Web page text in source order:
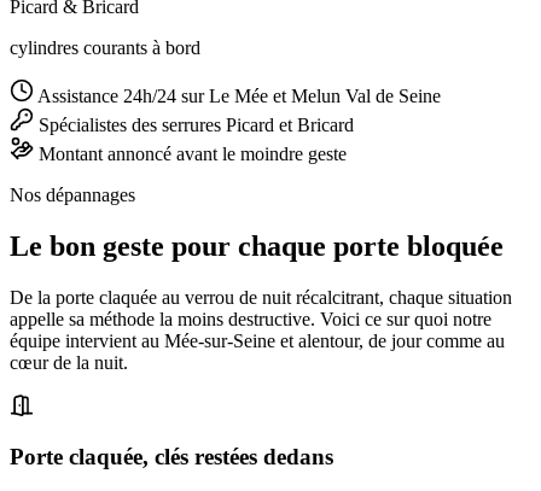
Picard & Bricard
cylindres courants à bord
Assistance 24h/24 sur Le Mée et Melun Val de Seine
Spécialistes des serrures Picard et Bricard
Montant annoncé avant le moindre geste
Nos dépannages
Le bon geste pour chaque porte bloquée
De la porte claquée au verrou de nuit récalcitrant, chaque situation
appelle sa méthode la moins destructive. Voici ce sur quoi notre
équipe intervient au Mée-sur-Seine et alentour, de jour comme au
cœur de la nuit.
Porte claquée, clés restées dedans